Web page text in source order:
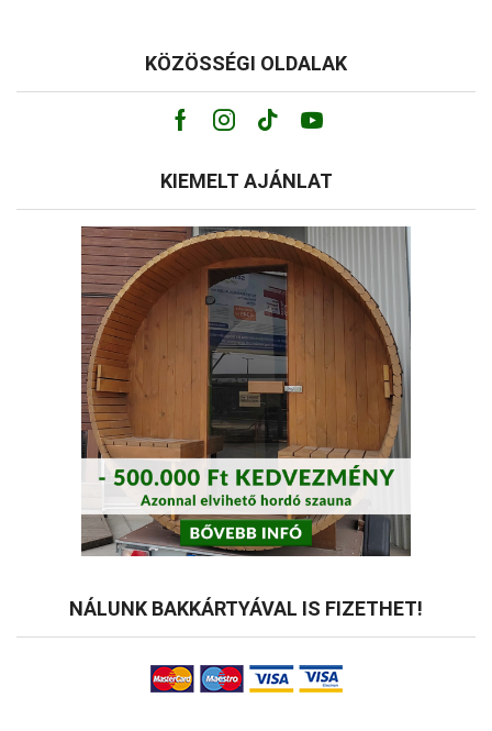
KÖZÖSSÉGI OLDALAK
Facebook
Instagram
Tik-
tok
Youtube
KIEMELT AJÁNLAT
NÁLUNK BAKKÁRTYÁVAL IS FIZETHET!